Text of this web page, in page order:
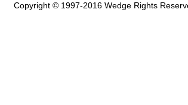
Copyright © 1997-2016 Wedge Rights